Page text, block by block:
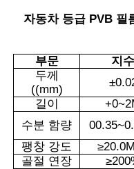
자동차 등급 PVB 필
부문 지수
두께
((mm)
±
길이
수분 함량
팽창 강도
≥
골절 연장
≥